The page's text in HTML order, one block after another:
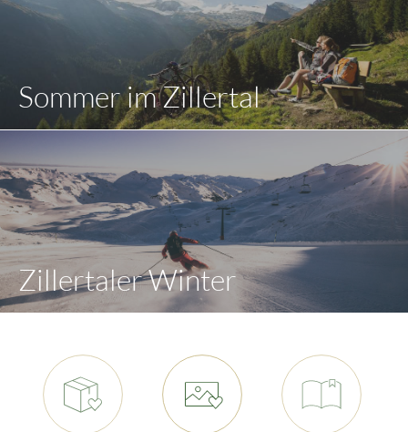
Sommer im Zillertal
Zillertaler Winter